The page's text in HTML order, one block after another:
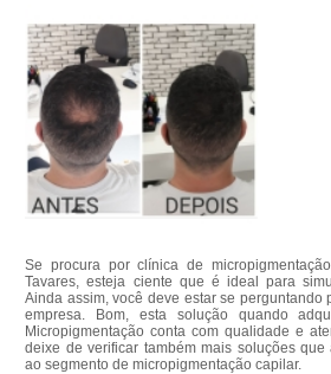
Se procura por clínica de
Tavares, esteja ciente que é ideal para
Ainda assim, você deve estar se perguntando
empresa. Bom, esta solução quando
Micropigmentação conta com qualidade e
deixe de verificar também mais soluções
ao segmento de micropigmentação capilar.